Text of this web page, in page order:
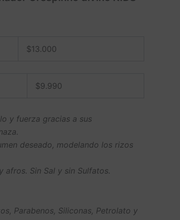
$13.000
$9.990
y fuerza gracias a sus
deseado, modelando los rizos
afros. Sin Sal y sin Sulfatos.
Parabenos, Siliconas, Petrolato y